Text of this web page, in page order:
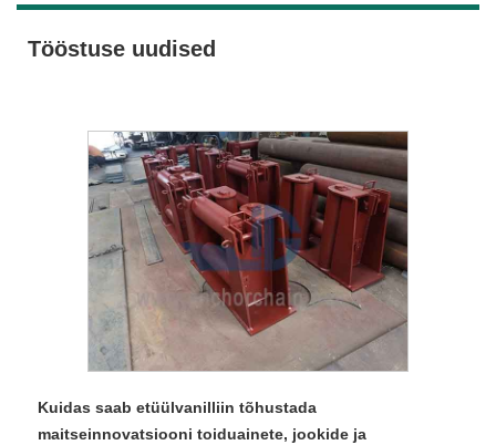
Tööstuse uudised
Kuidas saab etüülvanilliin tõhustada
maitseinnovatsiooni toiduainete, jookide ja